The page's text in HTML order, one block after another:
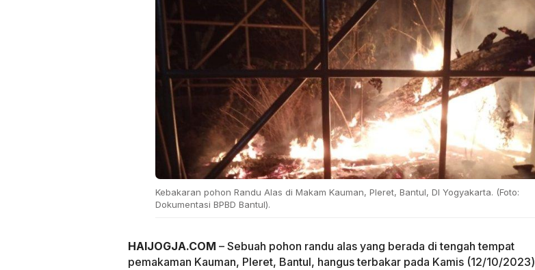
Kebakaran pohon Randu Alas di Makam Kauman, Pleret, Bantul, DI Yogyakarta. (Foto:
Dokumentasi BPBD Bantul).
HAIJOGJA.COM – Sebuah pohon randu alas yang berada di tengah tempat
pemakaman Kauman, Pleret, Bantul, hangus terbakar pada Kamis (12/10/2023)